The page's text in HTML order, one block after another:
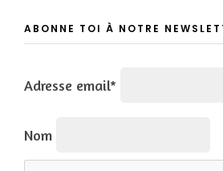
ABONNE TOI À NOTRE
Adresse email*
Nom